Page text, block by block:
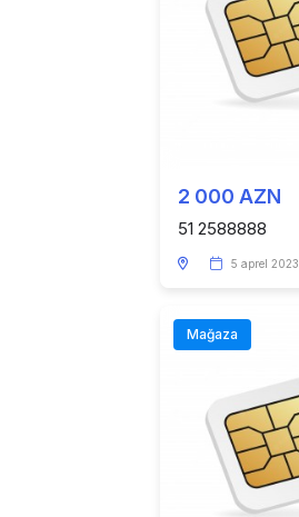
2 000 AZN
51 2588888
5 aprel 2023
Mağaza